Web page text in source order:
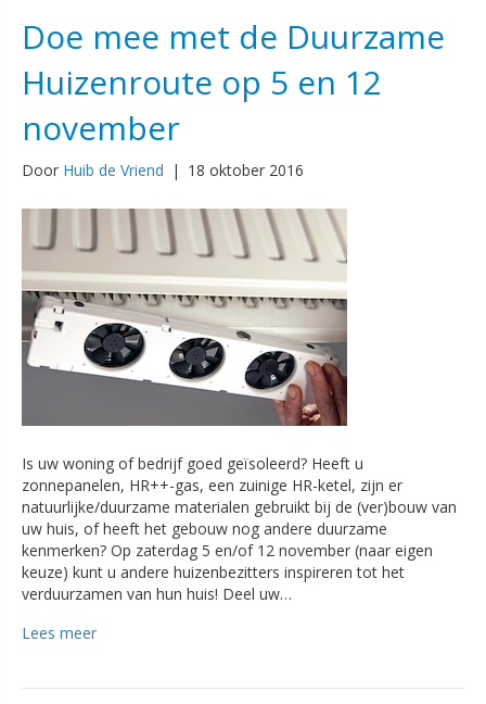
Doe mee met de Duurzame
Huizenroute op 5 en 12
november
Door Huib de Vriend | 18 oktober 2016
Is uw woning of bedrijf goed geïsoleerd? Heeft u
zonnepanelen, HR++-gas, een zuinige HR-ketel, zijn er
natuurlijke/duurzame materialen gebruikt bij de (ver)bouw van
uw huis, of heeft het gebouw nog andere duurzame
kenmerken? Op zaterdag 5 en/of 12 november (naar eigen
keuze) kunt u andere huizenbezitters inspireren tot het
verduurzamen van hun huis! Deel uw…
Lees meer